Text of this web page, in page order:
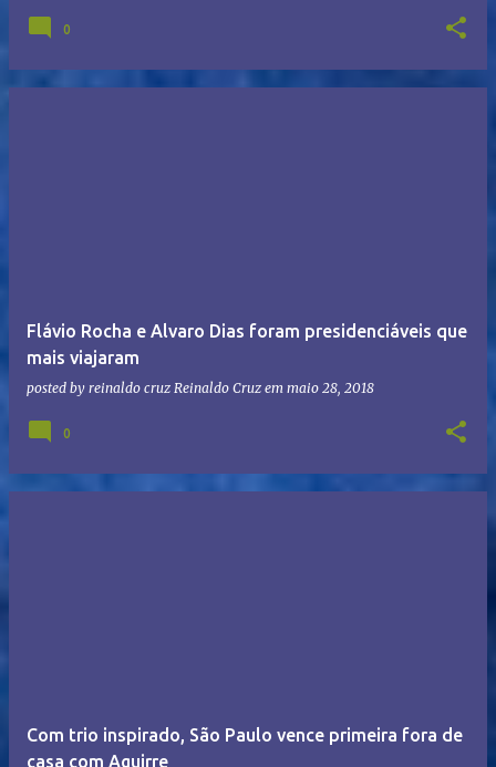
0
Flávio Rocha e Alvaro Dias foram presidenciáveis que
mais viajaram
posted by reinaldo cruz Reinaldo Cruz em maio 28, 2018
0
Com trio inspirado, São Paulo vence primeira fora de
casa com Aguirre